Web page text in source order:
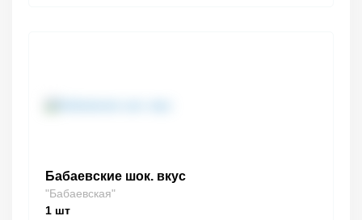
Бабаевские шок. вкус
"Бабаевская"
1 шт